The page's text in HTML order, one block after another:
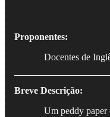
Proponentes:
Docentes de
Breve Descrição:
Um peddy paper